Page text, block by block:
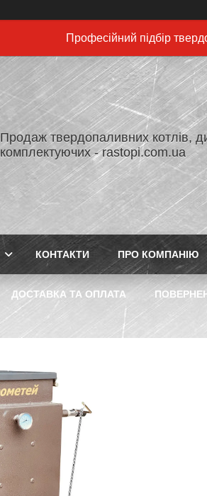
Професійний підбір
Продаж твердопаливних котлів,
комплектуючих - rastopi.com.ua
КОНТАКТИ ПРО КОМПАНІЮ
ДОСТАВКА ТА ОПЛАТА